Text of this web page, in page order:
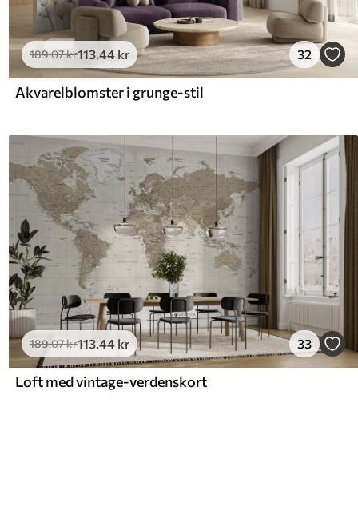
189.07kr113.44 kr 32
Akvarelblomster i grunge-stil
189.07kr113.44 kr 33
Loft med vintage-verdenskort